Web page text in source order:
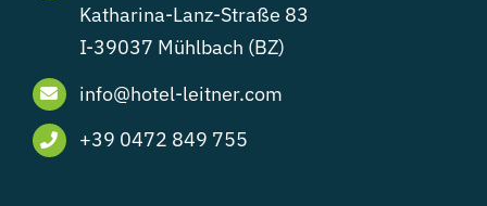
Katharina-Lanz-Straße 83
I-39037 Mühlbach (BZ)
info@hotel-leitner.com
+39 0472 849 755